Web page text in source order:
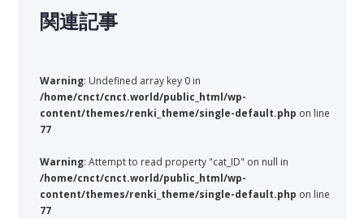
関連記事
Warning: Undefined array key 0 in
/home/cnct/cnct.world/public_html/wp-
content/themes/renki_theme/single-default.php on line
77
Warning: Attempt to read property "cat_ID" on null in
/home/cnct/cnct.world/public_html/wp-
content/themes/renki_theme/single-default.php on line
77